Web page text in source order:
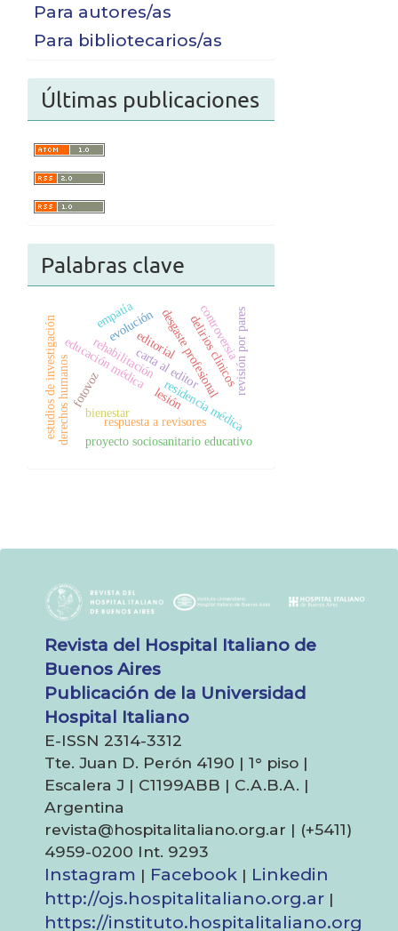
Para autores/as
Para bibliotecarios/as
Últimas publicaciones
Palabras clave
educación médica
residencia médica
desgaste profesional
bienestar
delirios clinicos
carta al editor
editorial
lesión
rehabilitación
fotovoz
proyecto sociosanitario educativo
revisión por pares
estudios de investigación respuesta a revisores
derechos humanos
controversia
evolución
empatía
Revista del Hospital Italiano de
Buenos Aires
Publicación de la Universidad
Hospital Italiano
E-ISSN 2314-3312
Tte. Juan D. Perón 4190 | 1° piso |
Escalera J | C1199ABB | C.A.B.A. |
Argentina
revista@hospitalitaliano.org.ar | (+5411)
4959-0200 Int. 9293
Instagram | Facebook | Linkedin
http://ojs.hospitalitaliano.org.ar |
https://instituto.hospitalitaliano.org